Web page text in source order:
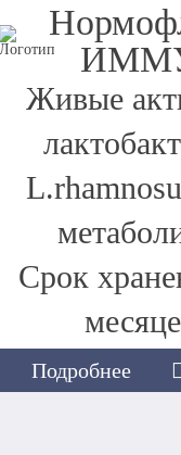
Подробнее
Живые
Срок